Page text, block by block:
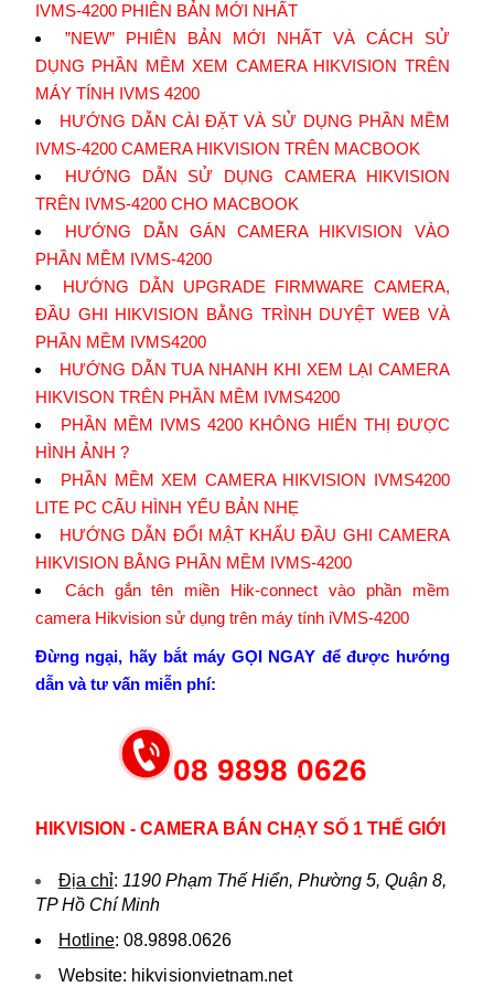
IVMS-4200 PHIÊN BẢN MỚI NHẤT
”NEW” PHIÊN BẢN MỚI NHẤT VÀ CÁCH SỬ
DỤNG PHẦN MỀM XEM CAMERA HIKVISION TRÊN
MÁY TÍNH IVMS 4200
HƯỚNG DẪN CÀI ĐẶT VÀ SỬ DỤNG PHẦN MỀM
IVMS-4200 CAMERA HIKVISION TRÊN MACBOOK
HƯỚNG DẪN SỬ DỤNG CAMERA HIKVISION
TRÊN IVMS-4200 CHO MACBOOK
HƯỚNG DẪN GÁN CAMERA HIKVISION VÀO
PHẦN MỀM IVMS-4200
HƯỚNG DẪN UPGRADE FIRMWARE CAMERA,
ĐẦU GHI HIKVISION BẰNG TRÌNH DUYỆT WEB VÀ
PHẦN MỀM IVMS4200
HƯỚNG DẪN TUA NHANH KHI XEM LẠI CAMERA
HIKVISON TRÊN PHẦN MỀM IVMS4200
PHẦN MỀM IVMS 4200 KHÔNG HIỂN THỊ ĐƯỢC
HÌNH ẢNH ?
PHẦN MỀM XEM CAMERA HIKVISION IVMS4200
LITE PC CẤU HÌNH YẾU BẢN NHẸ
HƯỚNG DẪN ĐỔI MẬT KHẨU ĐẦU GHI CAMERA
HIKVISION BẰNG PHẦN MỀM IVMS-4200
Cách gắn tên miền Hik-connect vào phần mềm
camera Hikvision sử dụng trên máy tính iVMS-4200
Đừng ngại, hãy bắt máy GỌI NGAY để được hướng
dẫn và tư vấn miễn phí:
08 9898 0626
HIKVISION - CAMERA BÁN CHẠY SỐ 1 THẾ GIỚI
Địa chỉ: 1190 Phạm Thế Hiển, Phường 5, Quận 8,
TP Hồ Chí Minh
Hotline: 08.9898.0626
Website: hikvi sionvietnam.net